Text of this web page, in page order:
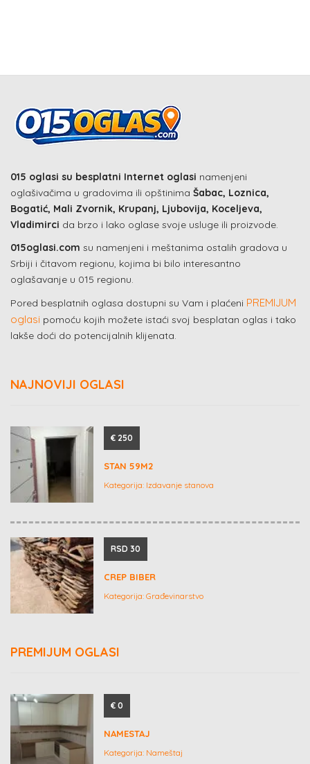
015 oglasi su besplatni Internet oglasi namenjeni
oglašivačima u gradovima ili opštinima Šabac, Loznica,
Bogatić, Mali Zvornik, Krupanj, Ljubovija, Koceljeva,
Vladimirci da brzo i lako oglase svoje usluge ili proizvode.
015oglasi.com su namenjeni i meštanima ostalih gradova u
Srbiji i čitavom regionu, kojima bi bilo interesantno
oglašavanje u 015 regionu.
Pored besplatnih oglasa dostupni su Vam i plaćeni PREMIJUM
oglasi pomoću kojih možete istaći svoj besplatan oglas i tako
lakše doći do potencijalnih klijenata.
NAJNOVIJI OGLASI
€ 250
STAN 59M2
Kategorija: Izdavanje stanova
RSD 30
CREP BIBER
Kategorija: Građevinarstvo
PREMIJUM OGLASI
€ 0
NAMESTAJ
Kategorija: Nameštaj